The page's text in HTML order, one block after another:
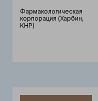
Фармакологическая
корпорация (Харбин,
КНР)